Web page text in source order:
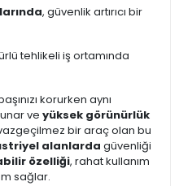
, güvenlik artırıcı bir
tehlikeli iş ortamında
korurken aynı
ve yüksek görünürlük
bir araç olan bu
alanlarda güvenliği
özelliği, rahat kullanım
sağlar.